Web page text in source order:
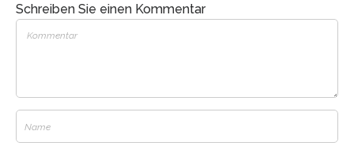
Schreiben Sie einen Kommentar